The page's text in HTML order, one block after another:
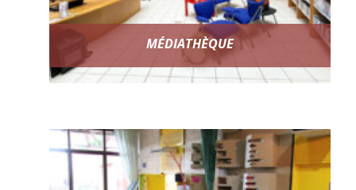
MÉDIATHÈQUE